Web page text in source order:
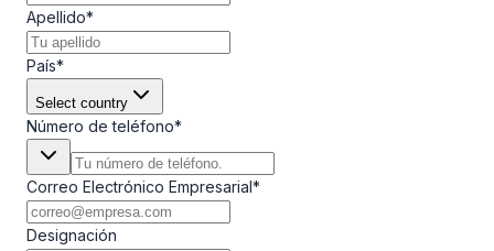
Apellido*
País*
Select country
Número de teléfono*
Correo Electrónico Empresarial*
Designación